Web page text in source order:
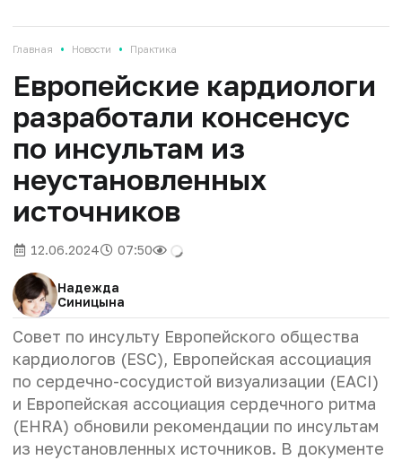
Главная • Новости • Практика
Европейские кардиологи
разработали консенсус
по инсультам из
неустановленных
источников
12.06.2024 07:50
Надежда
Синицына
Совет по инсульту Европейского общества
кардиологов (ESC), Европейская ассоциация
по сердечно-сосудистой визуализации (EACI)
и Европейская ассоциация сердечного ритма
(EHRA) обновили рекомендации по инсультам
из неустановленных источников. В документе